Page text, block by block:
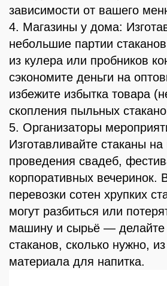
зависимости от вашего
4. Магазины у дома:
небольшие партии
из кулера или пробников
сэкономите деньги на
избежите избытка товара
скопления пыльных
5. Организаторы
Изготавливайте стаканы на
проведения свадеб,
корпоративных вечеринок.
перевозки сотен хрупких
могут разбиться или
машину и сырьё — делайте
стаканов, сколько нужно,
материала для напитка.